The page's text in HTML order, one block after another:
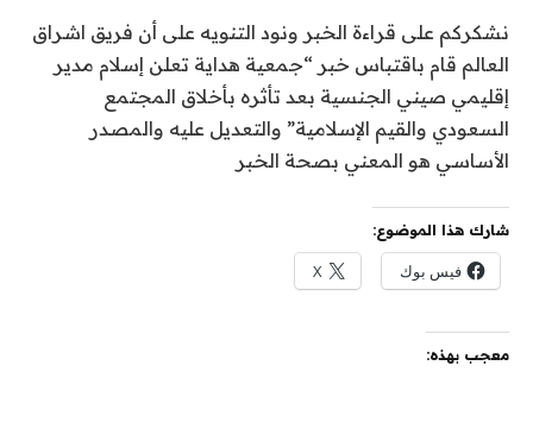
نشكركم على قراءة الخبر ونود التنويه على أن فريق اشراق
العالم قام باقتباس خبر “جمعية هداية تعلن إسلام مدير
إقليمي صيني الجنسية بعد تأثره بأخلاق المجتمع
السعودي والقيم الإسلامية” والتعديل عليه والمصدر
الأساسي هو المعني بصحة الخبر
شارك هذا الموضوع:
فيس بوك X
معجب بهذه: